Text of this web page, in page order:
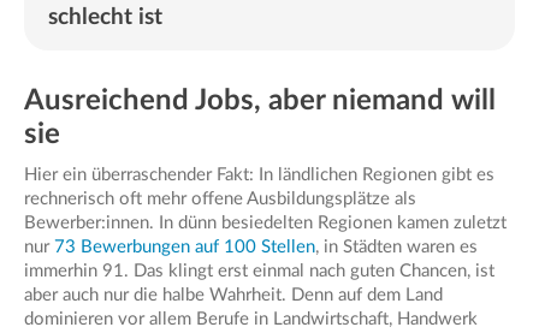
schlecht ist
Ausreichend Jobs, aber niemand will
sie
Hier ein überraschender Fakt: In ländlichen Regionen gibt es
rechnerisch oft mehr offene Ausbildungsplätze als
Bewerber:innen. In dünn besiedelten Regionen kamen zuletzt
nur 73 Bewerbungen auf 100 Stellen, in Städten waren es
immerhin 91. Das klingt erst einmal nach guten Chancen, ist
aber auch nur die halbe Wahrheit. Denn auf dem Land
dominieren vor allem Berufe in Landwirtschaft, Handwerk